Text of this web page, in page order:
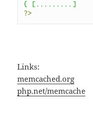
?>
Links:
memcached.org
php.net/memcache